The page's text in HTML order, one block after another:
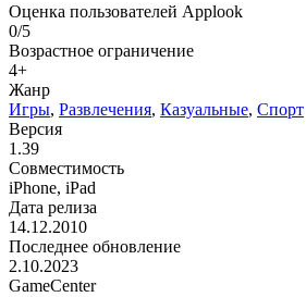
Оценка пользователей Applook
0/5
Возрастное ограничение
4+
Жанр
Игры, Развлечения, Казуальные, Спорт
Версия
1.39
Совместимость
iPhone, iPad
Дата релиза
14.12.2010
Последнее обновление
2.10.2023
GameCenter